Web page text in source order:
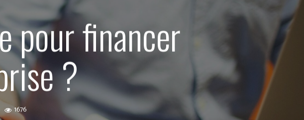
pour financer
?
1676